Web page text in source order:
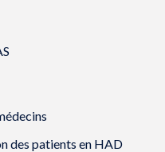
e
)
des patients en HAD